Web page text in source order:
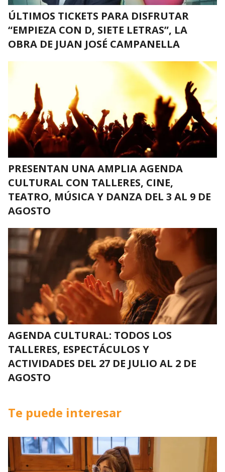
ÚLTIMOS TICKETS PARA DISFRUTAR
“EMPIEZA CON D, SIETE LETRAS”, LA
OBRA DE JUAN JOSÉ CAMPANELLA
PRESENTAN UNA AMPLIA AGENDA
CULTURAL CON TALLERES, CINE,
TEATRO, MÚSICA Y DANZA DEL 3 AL 9 DE
AGOSTO
AGENDA CULTURAL: TODOS LOS
TALLERES, ESPECTÁCULOS Y
ACTIVIDADES DEL 27 DE JULIO AL 2 DE
AGOSTO
Te puede interesar